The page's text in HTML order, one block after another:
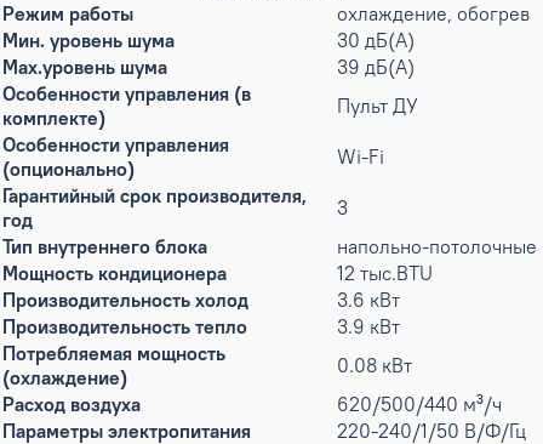
Режим работы
охлаждение, обогрев
Мин. уровень шума
30 дБ(А)
Max.уровень шума
39 дБ(А)
Особенности управления (в
комплекте)
Пульт ДУ
Особенности управления
(опционально)
Wi-Fi
Гарантийный срок производителя,
год
3
Тип внутреннего блока
напольно-потолочные
Мощность кондиционера
12 тыс.BTU
Производительность холод
3.6 кВт
Производительность тепло
3.9 кВт
Потребляемая мощность
(охлаждение)
0.08 кВт
Расход воздуха
620/500/440 м³/ч
Параметры электропитания
220-240/1/50 В/Ф/Гц